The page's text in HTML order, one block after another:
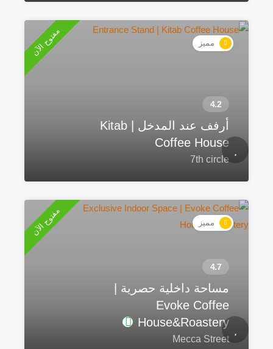
مميز مفتوح الآن
أرفف عند المدخل | Kitab
Coffee House
7th circle
مميز مفتوح الآن
مساحة داخلية حصرية |
Evoke Coffee
House&Roastery
Mecca Street